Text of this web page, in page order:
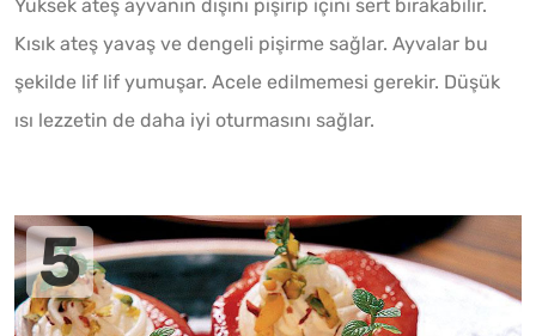
Yüksek ateş ayvanın dışını pişirip içini sert bırakabilir.
Kısık ateş yavaş ve dengeli pişirme sağlar. Ayvalar bu
şekilde lif lif yumuşar. Acele edilmemesi gerekir. Düşük
ısı lezzetin de daha iyi oturmasını sağlar.